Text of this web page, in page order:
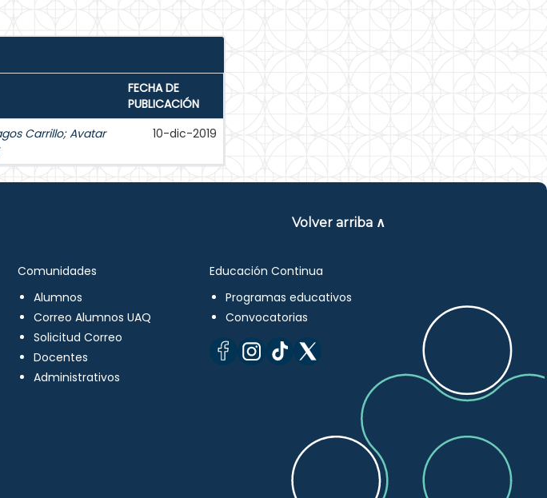
FECHA DE
PUBLICACIÓN
Carrillo;Avatar
10-dic-2019
Volver arriba ∧
Comunidades
Alumnos
Correo Alumnos UAQ
Solicitud Correo
Docentes
Administrativos
Educación Continua
Programas educativos
Convocatorias